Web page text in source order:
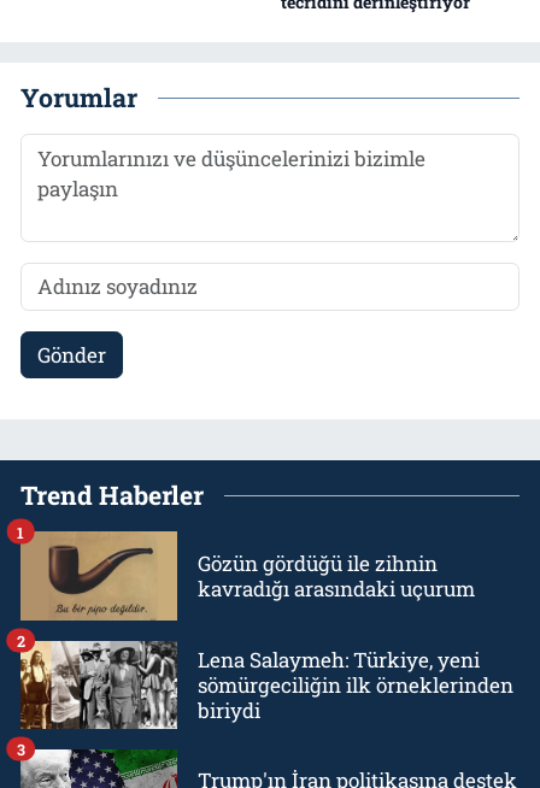
Yorumlar
Gönder
Trend Haberler
Gözün gördüğü ile zihnin
kavradığı arasındaki uçurum
1
Lena Salaymeh: Türkiye, yeni
sömürgeciliğin ilk örneklerinden
biriydi
2
Trump'ın İran politikasına destek
3